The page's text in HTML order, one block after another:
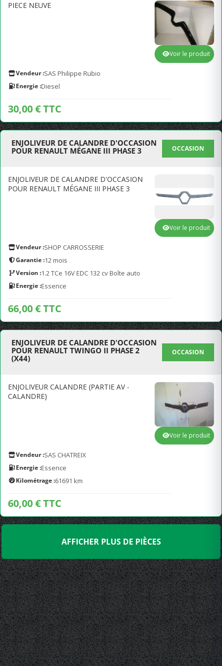
PIECE NEUVE
Vendeur :SAS Philippe Rubio
Energie :Diesel
30,00 € TTC
Voir le produit
ENJOLIVEUR DE CALANDRE D'OCCASION
POUR RENAULT MÉGANE III PHASE 3
OCCASION
ENJOLIVEUR DE CALANDRE D'OCCASION
POUR RENAULT MÉGANE III PHASE 3
Vendeur :SHOP CARROSSERIE
Garantie :12 mois
Version :1.2 TCe 16V EDC 132 cv Boîte auto
Energie :Essence
66,00 € TTC
Voir le produit
ENJOLIVEUR DE CALANDRE D'OCCASION
POUR RENAULT TWINGO II PHASE 2
(X44)
OCCASION
ENJOLIVEUR CALANDRE (PARTIE AV -
CALANDRE)
Vendeur :SAS CHATREIX
Energie :Essence
Kilométrage :61691 km
60,00 € TTC
Voir le produit
AFFICHER PLUS DE PIÈCES